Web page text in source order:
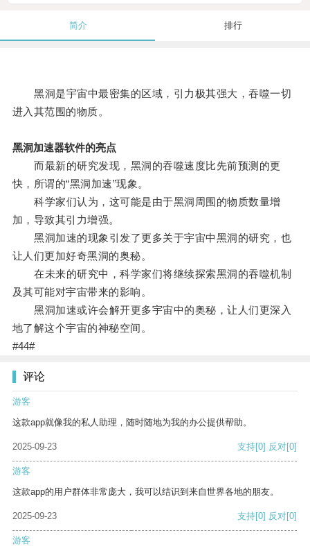
简介 排行
黑洞是宇宙中最密集的区域，引力极其强大，吞噬一切
进入其范围的物质。
黑洞加速器软件的亮点
而最新的研究发现，黑洞的吞噬速度比先前预测的更
快，所谓的“黑洞加速”现象。
科学家们认为，这可能是由于黑洞周围的物质数量增
加，导致其引力增强。
黑洞加速的现象引发了更多关于宇宙中黑洞的研究，也
让人们更加好奇黑洞的奥秘。
在未来的研究中，科学家们将继续探索黑洞的吞噬机制
及其可能对宇宙带来的影响。
黑洞加速或许会解开更多宇宙中的奥秘，让人们更深入
地了解这个宇宙的神秘空间。
#44#
评论
游客
这款app就像我的私人助理，随时随地为我的办公提供帮助。
2025-09-23 支持[0] 反对[0]
游客
这款app的用户群体非常庞大，我可以结识到来自世界各地的朋友。
2025-09-23 支持[0] 反对[0]
游客